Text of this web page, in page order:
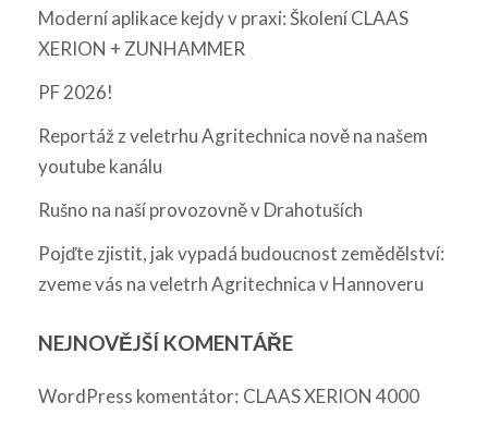
Moderní aplikace kejdy v praxi: Školení CLAAS
XERION + ZUNHAMMER
PF 2026!
Reportáž z veletrhu Agritechnica nově na našem
youtube kanálu
Rušno na naší provozovně v Drahotuších
Pojďte zjistit, jak vypadá budoucnost zemědělství:
zveme vás na veletrh Agritechnica v Hannoveru
NEJNOVĚJŠÍ KOMENTÁŘE
WordPress komentátor: CLAAS XERION 4000